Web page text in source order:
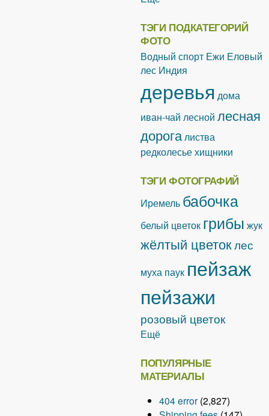
ТЭГИ ПОДКАТЕГОРИЙ
ФОТО
Водный спорт Ежи Еловый
лес Индия
деревья дома
иван-чай лесной лесная
дорога листва
редколесьехищники
ТЭГИ ФОТОГРАФИЙ
Иремель бабочка
белый цветок грибы жук
жёлтый цветоклес
муха паук пейзаж
пейзажи
розовый цветок
Ещё
ПОПУЛЯРНЫЕ
МАТЕРИАЛЫ
404 error (2,827)